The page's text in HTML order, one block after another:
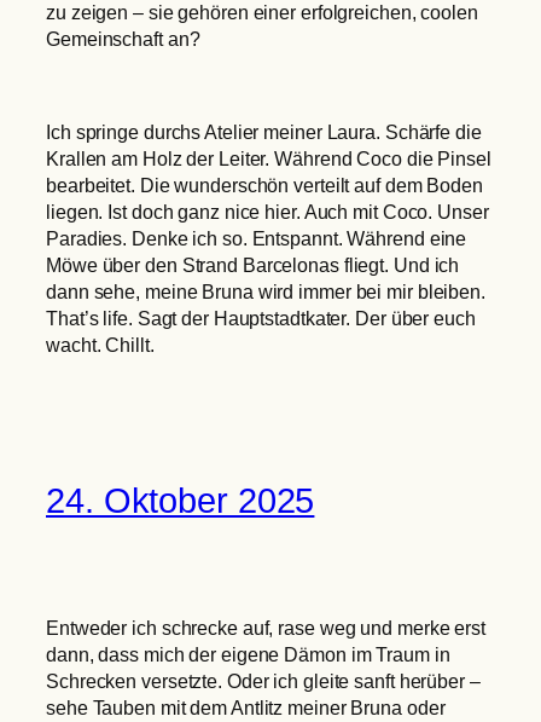
zu zeigen – sie gehören einer erfolgreichen, coolen
Gemeinschaft an?
Ich springe durchs Atelier meiner Laura. Schärfe die
Krallen am Holz der Leiter. Während Coco die Pinsel
bearbeitet. Die wunderschön verteilt auf dem Boden
liegen. Ist doch ganz nice hier. Auch mit Coco. Unser
Paradies. Denke ich so. Entspannt. Während eine
Möwe über den Strand Barcelonas fliegt. Und ich
dann sehe, meine Bruna wird immer bei mir bleiben.
That’s life. Sagt der Hauptstadtkater. Der über euch
wacht. Chillt.
24. Oktober 2025
Entweder ich schrecke auf, rase weg und merke erst
dann, dass mich der eigene Dämon im Traum in
Schrecken versetzte. Oder ich gleite sanft herüber –
sehe Tauben mit dem Antlitz meiner Bruna oder